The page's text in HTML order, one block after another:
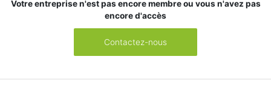
Votre entreprise n'est pas encore membre ou vous n'avez pas
encore d'accès
Contactez-nous